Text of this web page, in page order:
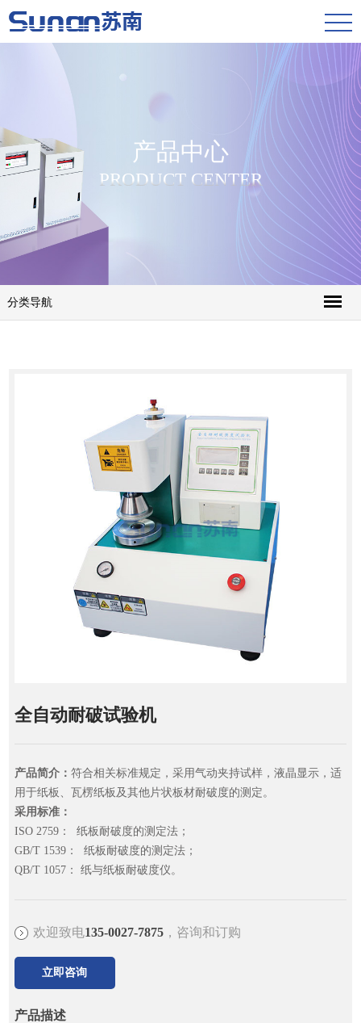
产品中心
PRODUCT CENTER
分类导航
全自动耐破试验机
产品简介： 符合相关标准规定，采用气动夹持试样，液晶显示，适
用于纸板、瓦楞纸板及其他片状板材耐破度的测定。
采用标准：
ISO 2759： 纸板耐破度的测定法；
GB/T 1539： 纸板耐破度的测定法；
QB/T 1057： 纸与纸板耐破度仪。
欢迎致电135-0027-7875，咨询和订购
立即咨询
产品描述